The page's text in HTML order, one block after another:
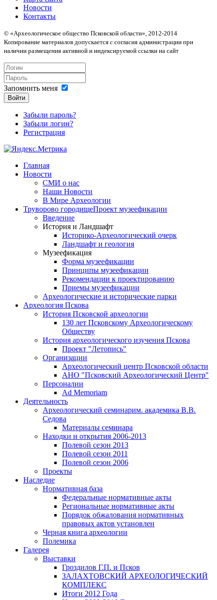
Новости
Контакты
© «Археологическое общество Псковской области», 2012-2014
Копирование материалов допускается с согласия администрации при
наличии размещения активной и индексируемой ссылки на сайт
Запомнить меня
Войти
Забыли пароль?
Забыли логин?
Регистрация
Главная
Новости
СМИ о нас
Наши Новости
В Мире Археологии
Труворово городищеПроект музеефикации
Введение
История и Ландшафт
Историко-Археологический очерк
Ландшафт и геология
Музеефикация
Форма музеефикации
Принципы музеефикации
Рекомендации к проектированию
Приемы музеефикации
Археологические и исторические парки
Археология Пскова
История Псковской археологии
130 лет Псковскому Археологическому
Обществу
История археологического изучения Пскова
Проект "Летопись"
Организации
Археологический центр Псковской области
АНО "Псковский Археологический Центр"
Персоналии
Ad Memoriam
Деятельность
Археологический семинарим. академика В.В.
Седова
Материалы семинара
Находки и открытия 2006-2013
Полевой сезон 2013
Полевой сезон 2011
Полевой сезон 2006
Проекты
Наследие
Нормативная база
Федеральные нормативные акты
Региональные нормативные акты
Порядок обжалования нормативных
правовых актов установлен
Черная книга археологии
Полемика
Галерея
Выставки
Гроздилов Г.П. и Псков
ЗАЛАХТОВСКИЙ АРХЕОЛОГИЧЕСКИЙ
КОМПЛЕКС
Итоги 2012 Года